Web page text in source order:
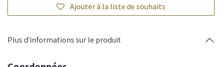
Ajouter à la liste de souhaits
Plus d'informations sur le produit